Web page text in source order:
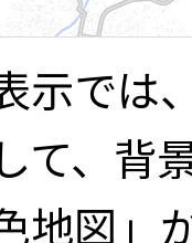
示では
て、背
地図